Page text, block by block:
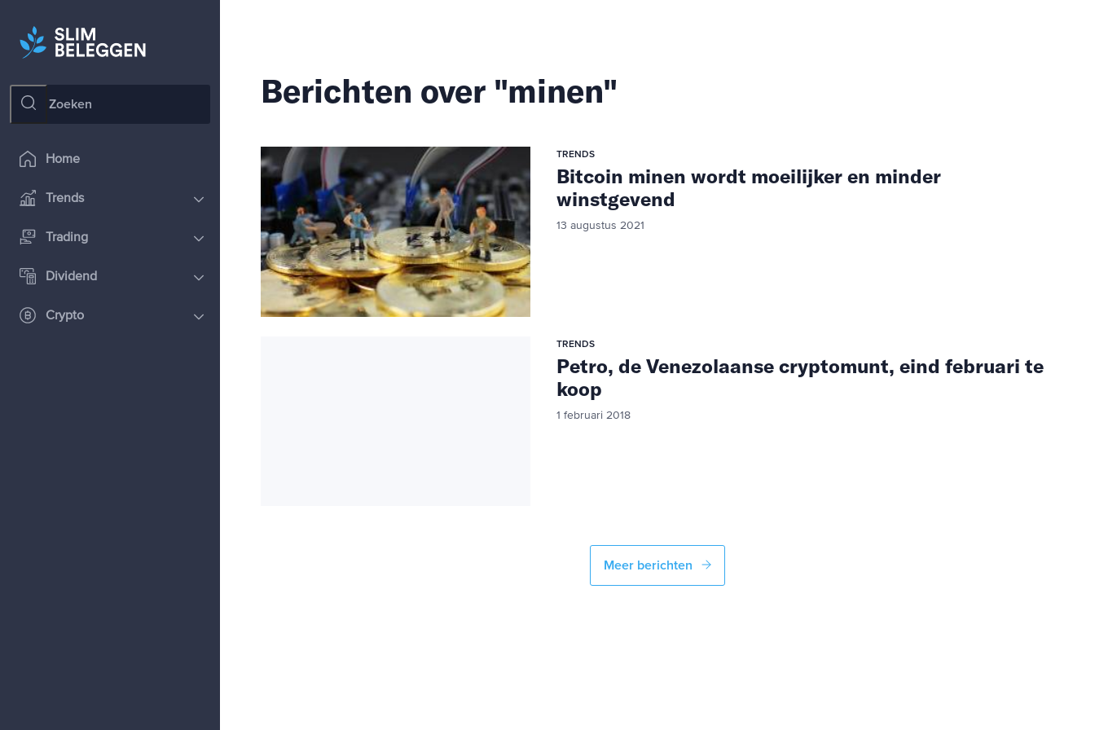
Home
Trends
Trading
Dividend
Crypto
Berichten over "minen"
TRENDS
Bitcoin minen wordt moeilijker en minder
winstgevend
13 augustus 2021
TRENDS
Petro, de Venezolaanse cryptomunt, eind februari te
koop
1 februari 2018
Meer berichten